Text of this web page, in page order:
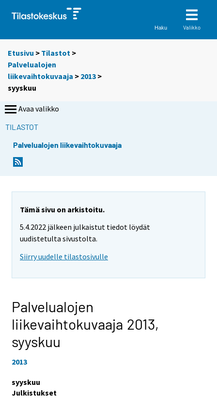
Haku Valikko
Etusivu > Tilastot >
Palvelualojen
liikevaihtokuvaaja > 2013 >
syyskuu
Avaa valikko
TILASTOT
Palvelualojen liikevaihtokuvaaja
Tämä sivu on arkistoitu.
5.4.2022 jälkeen julkaistut tiedot löydät
uudistetulta sivustolta.
Siirry uudelle tilastosivulle
Palvelualojen
liikevaihtokuvaaja 2013,
syyskuu
2013
syyskuu
Julkistukset